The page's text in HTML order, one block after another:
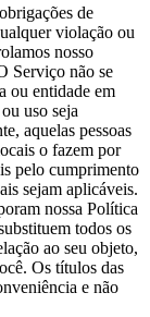
de
violação ou
nosso
Serviço não se
ou entidade em
uso seja
aquelas pessoas
o fazem por
pelo cumprimento
sejam aplicáveis.
nossa Política
todos os
ao seu objeto,
Os títulos das
e não